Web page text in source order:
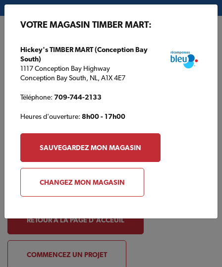
Oops!
Nous étions tellement occupés à
construire d'autres choses que nous
n'avons pas construit cette page..
RETOUR À LA PAGE D'ACCEUIL
COMMENCEZ UN PROJET
VOTRE MAGASIN TIMBER MART:
Hickey's TIMBER MART (Conception Bay
South)
1117 Conception Bay Highway
Conception Bay South, NL, A1X 4E7
Téléphone: 709-744-2133
Heures d'ouverture: 8h00 - 17h00
SAUVEGARDEZ MON MAGASIN
CHANGEZ MON MAGASIN